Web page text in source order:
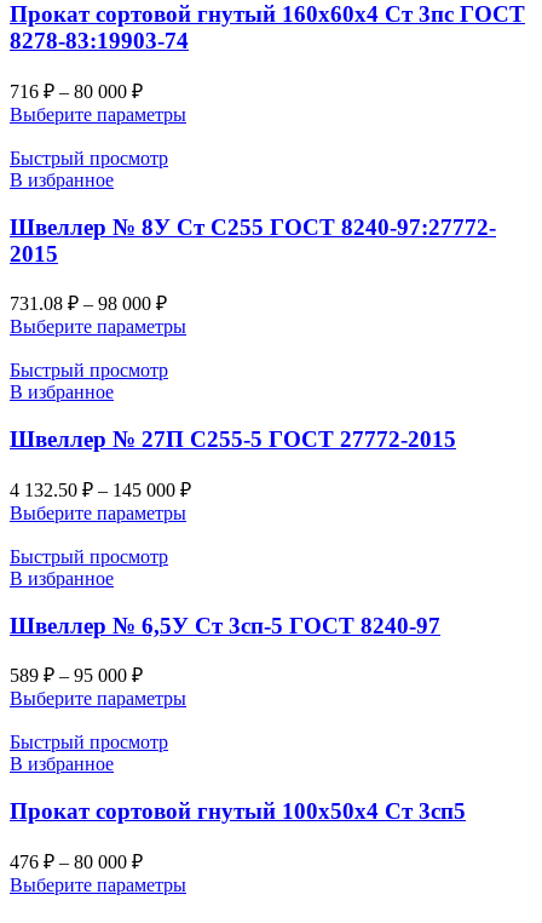
Прокат сортовой гнутый 160х60х4 Ст 3пс ГОСТ
8278-83:19903-74
716 ₽ – 80 000 ₽
Выберите параметры
Быстрый просмотр
В избранное
Швеллер № 8У Ст С255 ГОСТ 8240-97:27772-
2015
731.08 ₽ – 98 000 ₽
Выберите параметры
Быстрый просмотр
В избранное
Швеллер № 27П С255-5 ГОСТ 27772-2015
4 132.50 ₽ – 145 000 ₽
Выберите параметры
Быстрый просмотр
В избранное
Швеллер № 6,5У Ст 3сп-5 ГОСТ 8240-97
589 ₽ – 95 000 ₽
Выберите параметры
Быстрый просмотр
В избранное
Прокат сортовой гнутый 100х50х4 Ст 3сп5
476 ₽ – 80 000 ₽
Выберите параметры